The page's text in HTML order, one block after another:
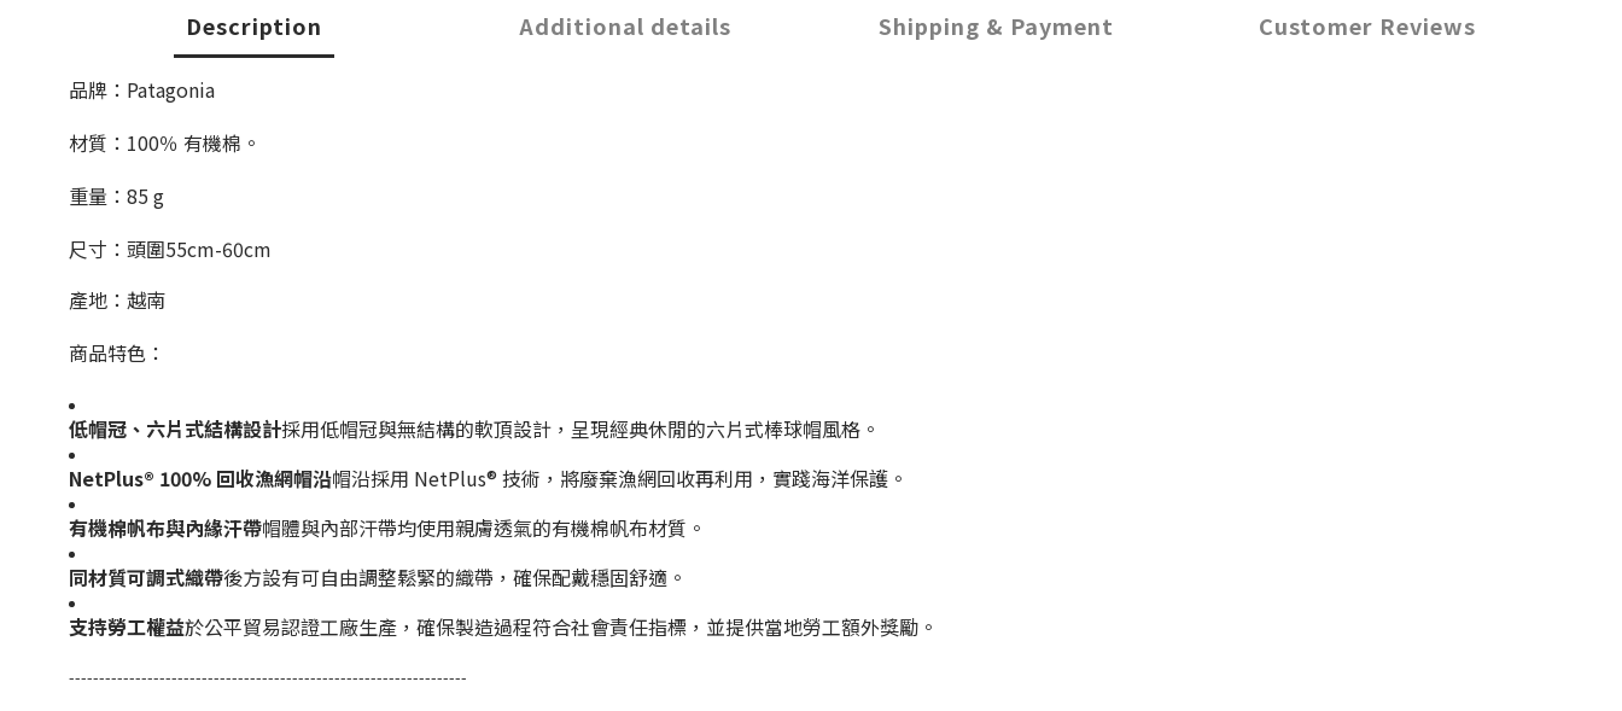
Description Additional details Shipping & Payment Customer Reviews
品牌：Patagonia
材質： 100％ 有機棉。
重量：85 g
尺寸：頭圍55cm-60cm
產地：越南
商品特色：
低帽冠、六片式結構設計採用低帽冠與無結構的軟頂設計，呈現經典休閒的六片式棒球帽風格。
NetPlus® 100% 回收漁網帽沿帽沿採用 NetPlus® 技術，將廢棄漁網回收再利用，實踐海洋保護。
有機棉帆布與內緣汗帶帽體與內部汗帶均使用親膚透氣的有機棉帆布材質。
同材質可調式織帶後方設有可自由調整鬆緊的織帶，確保配戴穩固舒適。
支持勞工權益於公平貿易認證工廠生產，確保製造過程符合社會責任指標，並提供當地勞工額外獎勵。
------------------------------------------------------------------